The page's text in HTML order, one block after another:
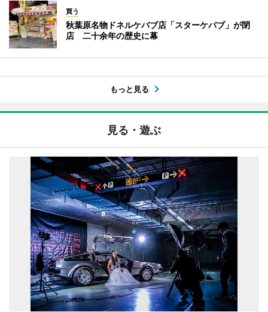
買う
秋葉原名物ドネルケバブ店「スターケバブ」が閉
店 二十余年の歴史に幕
もっと見る
見る・遊ぶ